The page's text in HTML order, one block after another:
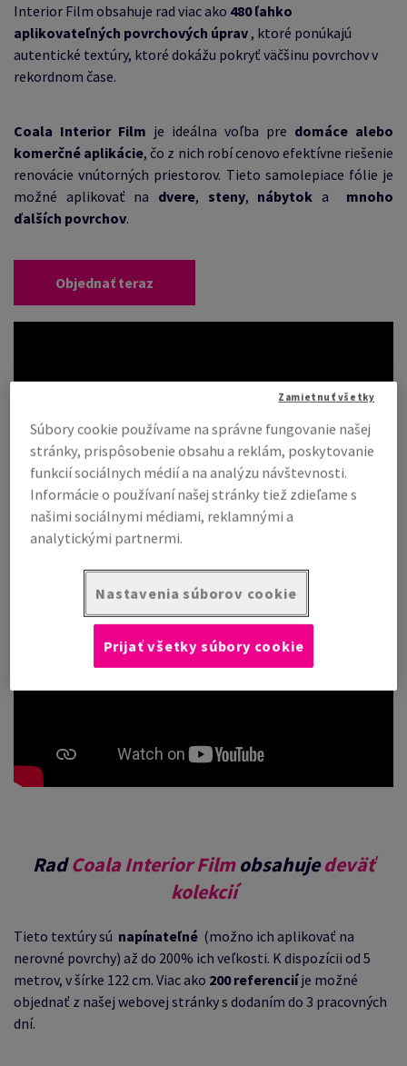
Interior Film obsahuje rad viac ako 480 ľahko
aplikovateľných povrchových úprav, ktoré ponúkajú
autentické textúry, ktoré dokážu pokryť väčšinu povrchov v
rekordnom čase.
Coala Interior Film je ideálna voľba pre domáce alebo
komerčné aplikácie, čo z nich robí cenovo efektívne riešenie
renovácie vnútorných priestorov. Tieto samolepiace fólie je
možné aplikovať na dvere, steny, nábytok a mnoho
ďalších povrchov.
Objednať teraz
RadCoala Interior Filmobsahujedeväť
kolekcií
Tieto textúry sú napínateľné (možno ich aplikovať na
nerovné povrchy) až do 200% ich veľkosti. K dispozícii od 5
metrov, v šírke 122 cm. Viac ako 200 referenciíje možné
objednať z našej webovej stránky s dodaním do 3 pracovných
dní.
Súbory cookie používame na správne fungovanie našej
stránky, prispôsobenie obsahu a reklám, poskytovanie
funkcií sociálnych médií a na analýzu návštevnosti.
Informácie o používaní našej stránky tiež zdieľame s
našimi sociálnymi médiami, reklamnými a
analytickými partnermi.
Nastavenia súborov cookie
Zamietnuť všetky
Prijať všetky súbory cookie